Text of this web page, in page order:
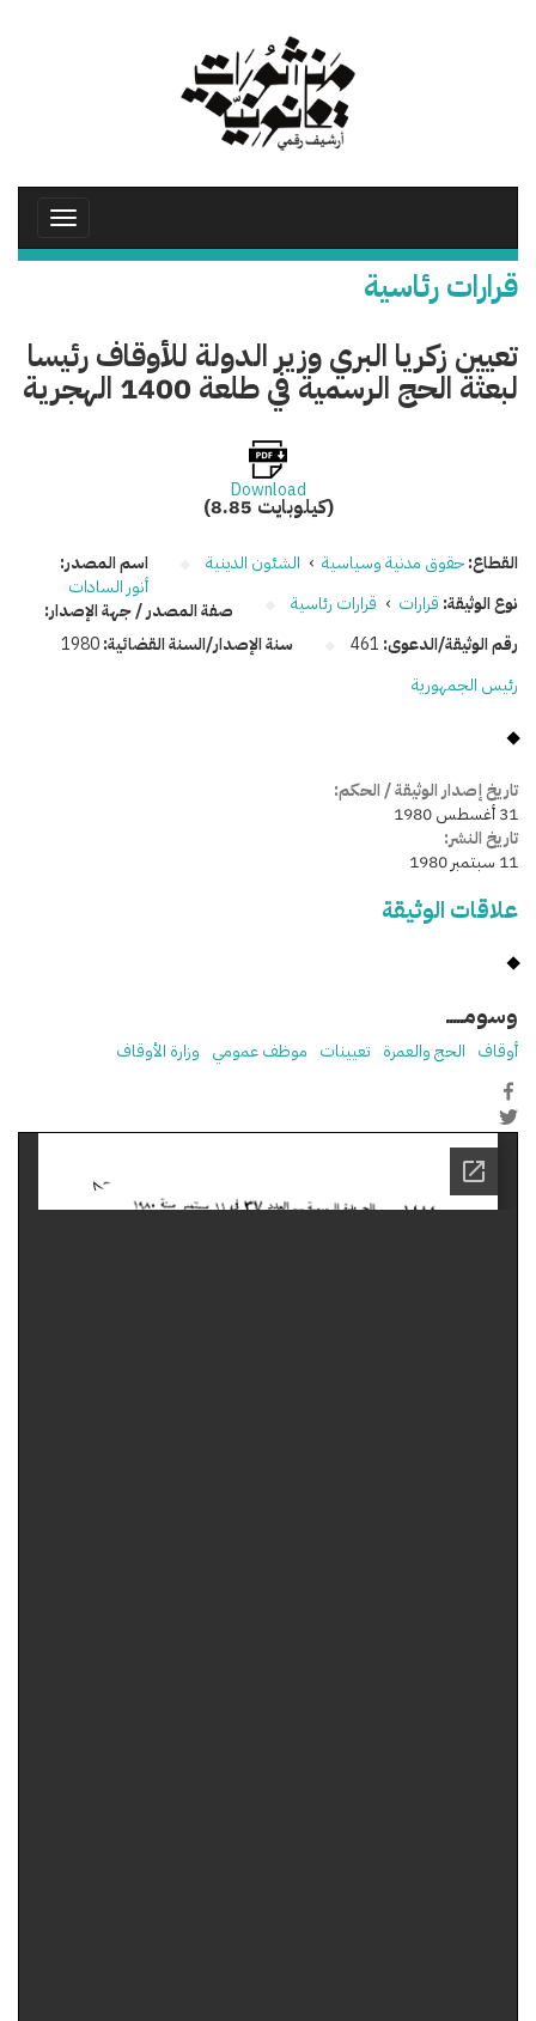
Toggle
قرارات رئاسية
تعيين زكريا البري وزير الدولة للأوقاف رئيسا
لبعثة الحج الرسمية في طلعة 1400 الهجرية
Download
(8.85 كيلوبايت)
القطاع:حقوق مدنية وسياسية › الشئون الدينية
نوع الوثيقة: قرارات › قرارات رئاسية
رقم الوثيقة/الدعوى: 461 سنة الإصدار/السنة القضائية:1980
اسم المصدر:
أنور السادات
صفة المصدر / جهة الإصدار:
رئيس الجمهورية
تاريخ إصدار الوثيقة / الحكم:
31 أغسطس 1980
تاريخ النشر:
11 سبتمبر 1980
علاقات الوثيقة
وسومـــــ
أوقاف الحج والعمرة تعيينات موظف عمومي وزارة الأوقاف